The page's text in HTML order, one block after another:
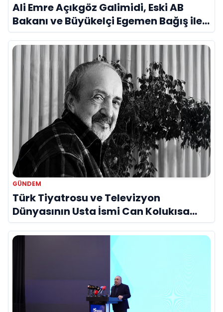
Ali Emre Açıkgöz Galimidi, Eski AB
Bakanı ve Büyükelçi Egemen Bağış ile
Bir Araya Geldi
GÜNDEM
Türk Tiyatrosu ve Televizyon
Dünyasının Usta İsmi Can Kolukısa
Hayatını Kaybetti